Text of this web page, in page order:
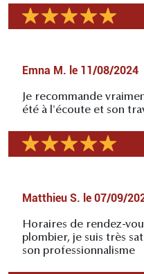
Emna M. le 11/08/2024
Je recommande
été à l'écoute et son
Matthieu S. le 07/09/
Horaires de rendez-
plombier, je suis très
son professionnalisme